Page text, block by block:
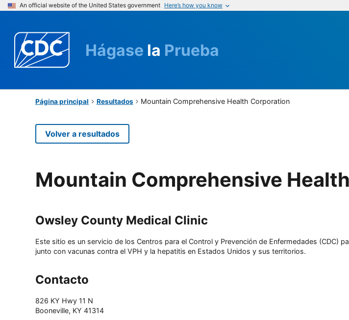
An official website of the United States government Here’s how you know
Hágase la Prueba
Página principal Resultados Mountain Comprehensive Health Corporation
Volver a resultados
Mountain Comprehensive
Owsley County Medical Clinic
Este sitio es un servicio de los Centros para el Control y Prevención de Enfermedades (CDC)
junto con vacunas contra el VPH y la hepatitis en Estados Unidos y sus territorios.
Contacto
826 KY Hwy 11 N
Booneville, KY 41314